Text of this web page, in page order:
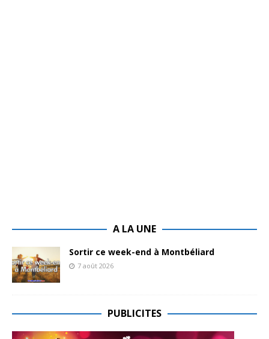
A LA UNE
Sortir ce week-end à Montbéliard
7 août 2026
PUBLICITES